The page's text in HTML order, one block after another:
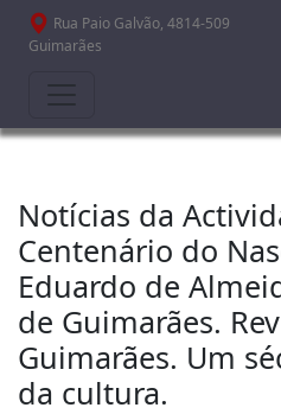
Passar para o conteúdo
Rua Paio Galvão, 4814-509
Guimarães
Notícias da
Centenário do
Eduardo de
de Guimarães.
Guimarães. Um
da cultura.